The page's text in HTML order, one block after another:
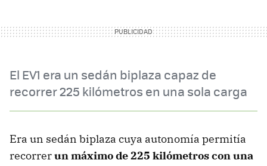
El EV1 era un sedán biplaza capaz de
recorrer 225 kilómetros en una sola carga
Era un sedán biplaza cuya autonomía permitía
recorrerun máximo de 225 kilómetros con una